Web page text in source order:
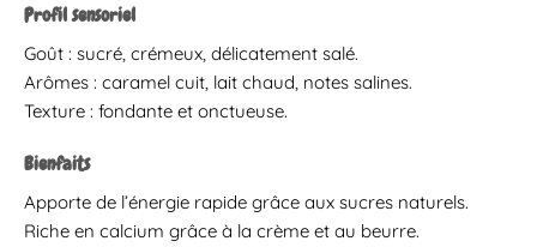
Profil sensoriel
Goût : sucré, crémeux, délicatement salé.
Arômes : caramel cuit, lait chaud, notes salines.
Texture : fondante et onctueuse.
Bienfaits
Apporte de l’énergie rapide grâce aux sucres naturels.
Riche en calcium grâce à la crème et au beurre.